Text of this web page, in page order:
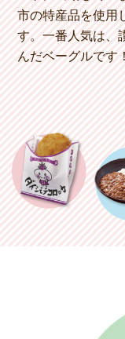
市の特産品を使用
す。一番人気は、
んだベーグルです！